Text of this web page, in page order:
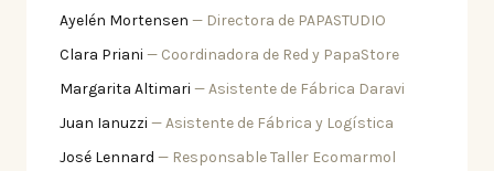
Ayelén Mortensen — Directora de PAPASTUDIO
Clara Priani — Coordinadora de Red y PapaStore
Margarita Altimari — Asistente de Fábrica Daravi
Juan Ianuzzi — Asistente de Fábrica y Logística
José Lennard — Responsable Taller Ecomarmol